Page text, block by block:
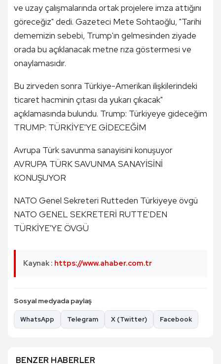
ve uzay çalışmalarında ortak projelere imza attığını
göreceğiz" dedi. Gazeteci Mete Sohtaoğlu, "Tarihi
dememizin sebebi, Trump'ın gelmesinden ziyade
orada bu açıklanacak metne rıza göstermesi ve
onaylamasıdır.
Bu zirveden sonra Türkiye-Amerikan ilişkilerindeki
ticaret hacminin çıtası da yukarı çıkacak"
açıklamasında bulundu. Trump: Türkiyeye gideceğim
TRUMP: TÜRKİYE'YE GİDECEĞİM
Avrupa Türk savunma sanayisini konuşuyor
AVRUPA TÜRK SAVUNMA SANAYİSİNİ
KONUŞUYOR
NATO Genel Sekreteri Rutteden Türkiyeye övgü
NATO GENEL SEKRETERİ RUTTE'DEN
TÜRKİYE'YE ÖVGÜ
Kaynak : https://www.ahaber.com.tr
Sosyal medyada paylaş
WhatsApp Telegram X (Twitter) Facebook
BENZER HABERLER